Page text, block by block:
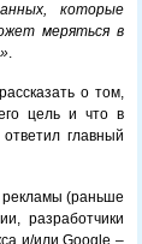
которые
меряться в
.
о том,
цель и что в
главный
рекламы (раньше
разработчики
и/или Google –